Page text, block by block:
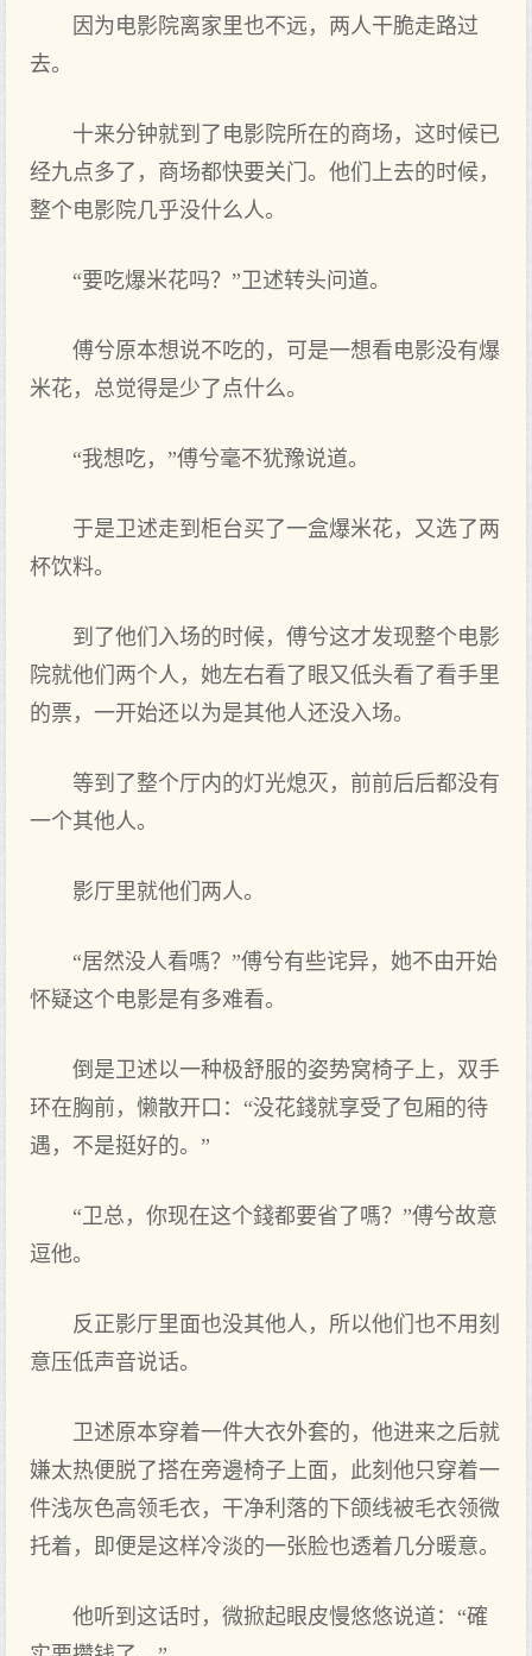
因为电影院离家里也不远，两人干脆走路过
去。
十来分钟就到了电影院所在的商场，这时候已
经九点多了，商场都快要关门。他们上去的时候，
整个电影院几乎没什么人。
“要吃爆米花吗？”卫述转头问道。
傅兮原本想说不吃的，可是一想看电影没有爆
米花，总觉得是少了点什么。
“我想吃，”傅兮毫不犹豫说道。
于是卫述走到柜台买了一盒爆米花，又选了两
杯饮料。
到了他们入场的时候，傅兮这才发现整个电影
院就他们两个人，她左右看了眼又低头看了看手里
的票，一开始还以为是其他人还没入场。
等到了整个厅内的灯光熄灭，前前后后都没有
一个其他人。
影厅里就他们两人。
“居然没人看嗎？”傅兮有些诧异，她不由开始
怀疑这个电影是有多难看。
倒是卫述以一种极舒服的姿势窝椅子上，双手
环在胸前，懒散开口：“没花錢就享受了包厢的待
遇，不是挺好的。”
“卫总，你现在这个錢都要省了嗎？”傅兮故意
逗他。
反正影厅里面也没其他人，所以他们也不用刻
意压低声音说话。
卫述原本穿着一件大衣外套的，他进来之后就
嫌太热便脱了搭在旁邊椅子上面，此刻他只穿着一
件浅灰色高领毛衣，干净利落的下颌线被毛衣领微
托着，即便是这样冷淡的一张脸也透着几分暖意。
他听到这话时，微掀起眼皮慢悠悠说道：“確